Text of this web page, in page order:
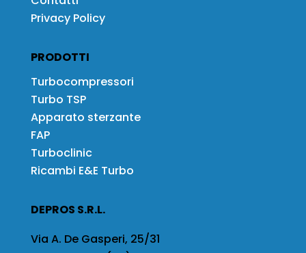
Privacy Policy
PRODOTTI
Turbocompressori
Turbo TSP
Apparato sterzante
FAP
Turboclinic
Ricambi E&E Turbo
DEPROS S.R.L.
Via A. De Gasperi, 25/31